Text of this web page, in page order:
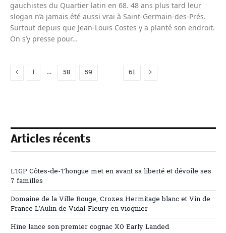
gauchistes du Quartier latin en 68. 48 ans plus tard leur
slogan n’a jamais été aussi vrai à Saint-Germain-des-Prés.
Surtout depuis que Jean-Louis Costes y a planté son endroit.
On s’y presse pour…
Previous
1 … 58 59 61 Next
Articles récents
L’IGP Côtes-de-Thongue met en avant sa liberté et dévoile ses
7 familles
Domaine de la Ville Rouge, Crozes Hermitage blanc et Vin de
France L’Aulin de Vidal-Fleury en viognier
Hine lance son premier cognac XO Early Landed